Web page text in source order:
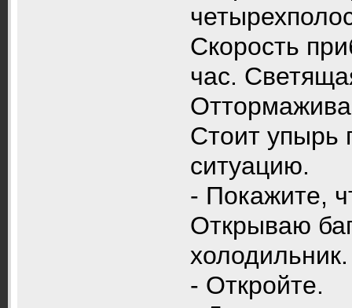
Скорость
час.
Стоит упырь
ситуацию.
- Покажите,
Открываю
холодильник.
- Откройте.